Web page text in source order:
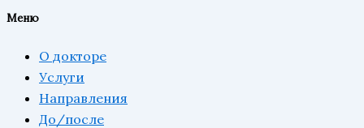
Меню
О докторе
Услуги
Направления
До/после